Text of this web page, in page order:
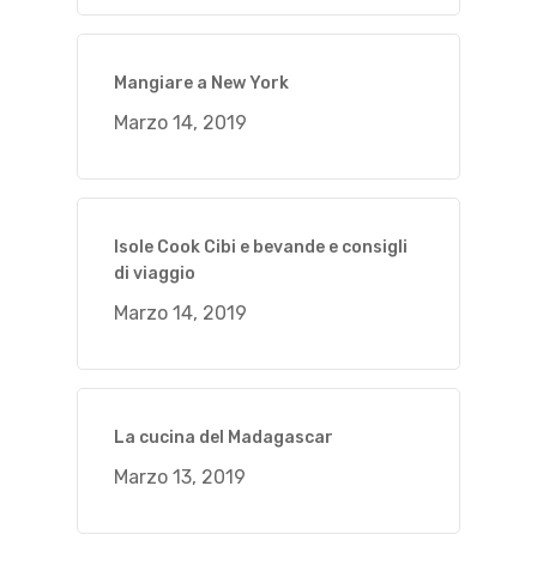
Mangiare a New York
Marzo 14, 2019
Isole Cook Cibi e bevande e consigli
di viaggio
Marzo 14, 2019
La cucina del Madagascar
Marzo 13, 2019